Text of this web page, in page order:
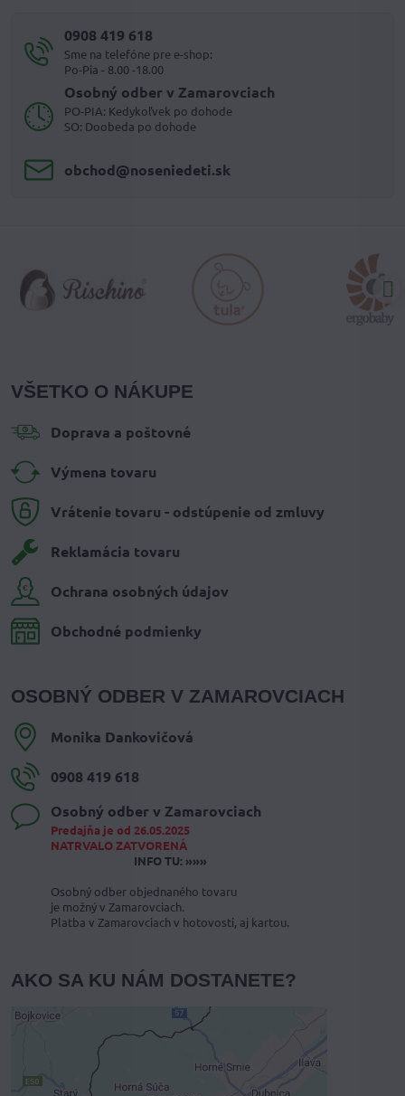
0908 419 618
Sme na telefóne pre e-shop:
Po-Pia - 8.00 -18.00
Osobný odber v Zamarovciach
PO-PIA: Kedykoľvek po dohode
SO: Doobeda po dohode
obchod​@noseniedeti​.sk
VŠETKO O NÁKUPE
Doprava a poštovné
Výmena tovaru
Vrátenie tovaru - odstúpenie od zmluvy
Reklamácia tovaru
Ochrana osobných údajov
Obchodné podmienky
OSOBNÝ ODBER V ZAMAROVCIACH
Monika Dankovičová
0908 419 618
Osobný odber v Zamarovciach
Predajňa je od 26.05.2025
NATRVALO ZATVORENÁ
INFO TU: »»»
Osobný odber objednaného tovaru
je možný v Zamarovciach.
Platba v Zamarovciach v hotovosti, aj kartou.
AKO SA KU NÁM DOSTANETE?
Externý obsah je blokovaný